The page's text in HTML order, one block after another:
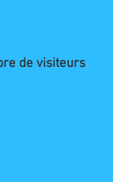
de visiteurs